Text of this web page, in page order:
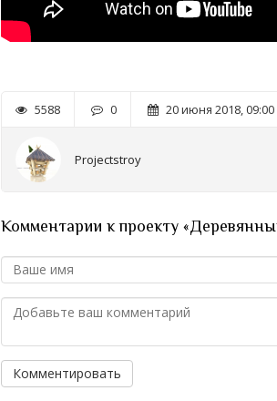
5588 0 20 июня 2018, 09:00
Projectstroy
Комментарии к проекту
Комментировать